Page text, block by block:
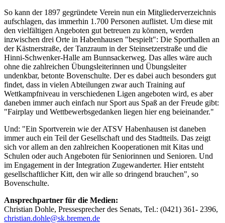
So kann der 1897 gegründete Verein nun ein Mitgliederverzeichnis
aufschlagen, das immerhin 1.700 Personen auflistet. Um diese mit
den vielfältigen Angeboten gut betreuen zu können, werden
inzwischen drei Orte in Habenhausen "bespielt": Die Sporthallen an
der Kästnerstraße, der Tanzraum in der Steinsetzerstraße und die
Hinni-Schwenker-Halle am Bunnsackerweg. Das alles wäre auch
ohne die zahlreichen Übungsleiterinnen und Übungsleiter
undenkbar, betonte Bovenschulte. Der es dabei auch besonders gut
findet, dass in vielen Abteilungen zwar auch Training auf
Wettkampfniveau in verschiedenen Ligen angeboten wird, es aber
daneben immer auch einfach nur Sport aus Spaß an der Freude gibt:
"Fairplay und Wettbewerbsgedanken liegen hier eng beieinander."
Und: "Ein Sportverein wie der ATSV Habenhausen ist daneben
immer auch ein Teil der Gesellschaft und des Stadtteils. Das zeigt
sich vor allem an den zahlreichen Kooperationen mit Kitas und
Schulen oder auch Angeboten für Seniorinnen und Senioren. Und
im Engagement in der Integration Zugewanderter. Hier entsteht
gesellschaftlicher Kitt, den wir alle so dringend brauchen", so
Bovenschulte.
Ansprechpartner für die Medien:
Christian Dohle, Pressesprecher des Senats, Tel.: (0421) 361- 2396,
christian.dohle@sk.bremen.de